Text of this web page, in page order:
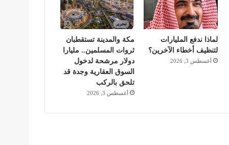
لماذا ندفع المليارات
لتنظيف أخطاء الآخرين؟
أغسطس 3, 2026
مكة والمدينة تستقطبان
ثروات المسلمين.. مليارا
دولار مرشحة لدخول
السوق العقارية وجدة قد
تلحق بالركب
أغسطس 3, 2026